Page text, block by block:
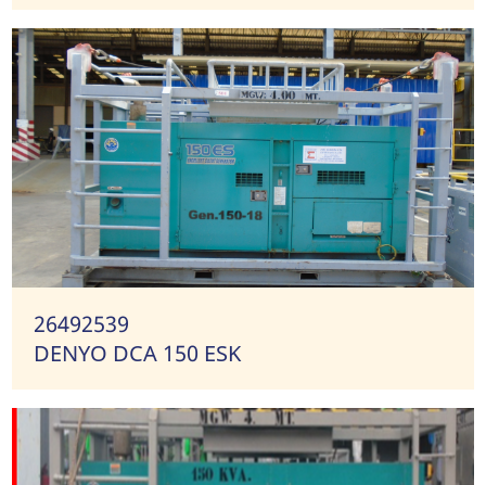
26492539
DENYO DCA 150 ESK